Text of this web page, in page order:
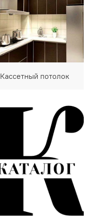
Кассетный потолок